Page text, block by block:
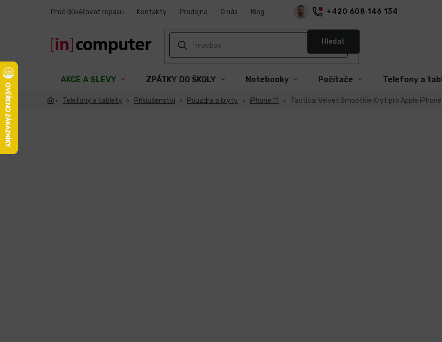
+420 608 146 134
Proč důvěřovat repasu Kontakty Prodejna O nás Blog
Hledat
AKCE A SLEVY ZPÁTKY DO ŠKOLY Notebooky Počítače Telefony a
Telefony a tablety Příslušenství Pouzdra a kryty iPhone 11 Tactical Velvet Smoothie Kryt pro Apple iPhone